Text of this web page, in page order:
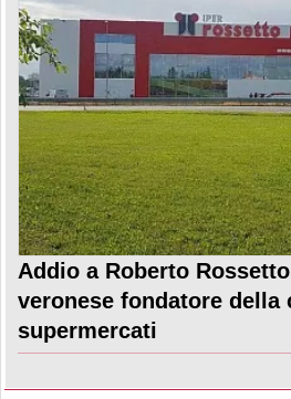
Addio a Roberto
veronese fondatore della
supermercati